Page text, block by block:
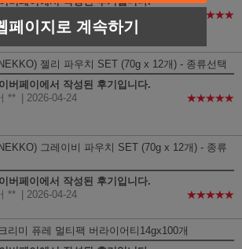
★★★★★
젤리 파우치 SET (70g x 12개) - 종류선택
버페이에서 작성된 후기입니다.
**
| 2026-04-24 ★★★★★
그레이비 파우치 SET (70g x 12개) - 종류
버페이에서 작성된 후기입니다.
**
| 2026-04-24 ★★★★★
리미 퓨레 멀티팩 버라이어티14gx100개
페이지로 계속하기